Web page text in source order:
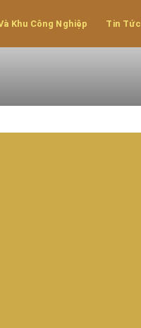
Khu Công Nghiệp Tin Tức